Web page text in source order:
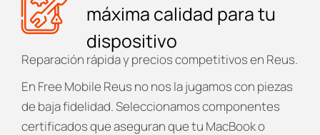
máxima calidad para tu
dispositivo
Reparación rápida y precios competitivos en Reus.
En Free Mobile Reus no nos la jugamos con piezas
de baja fidelidad. Seleccionamos componentes
certificados que aseguran que tu MacBook o